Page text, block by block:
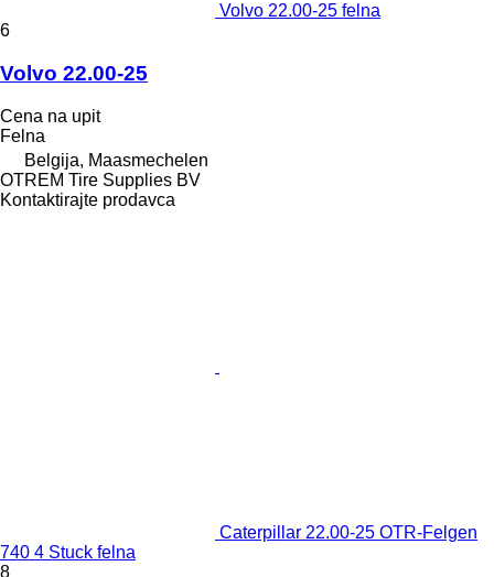
Volvo 22.00-25 felna
6
Volvo 22.00-25
Cena na upit
Felna
Belgija, Maasmechelen
OTREM Tire Supplies BV
Kontaktirajte prodavca
Caterpillar 22.00-25 OTR-Felgen
740 4 Stuck felna
8